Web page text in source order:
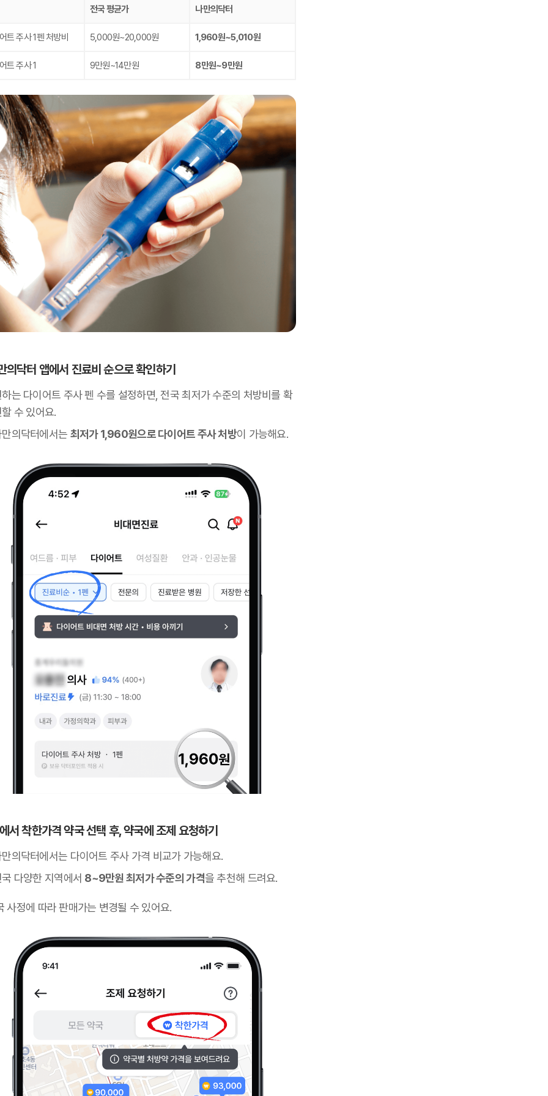
전국 평균가 나만의닥터
트 주사 1펜 처방비 5,000원~20,000원 1,960원~5,010원
트 주사 1 9만원~14만원 8만원~9만원
의닥터 앱에서 진료비 순으로 확인하기
는 다이어트 주사 펜 수를 설정하면, 전국 최저가 수준의 처방비를 확
수 있어요.
의닥터에서는 최저가 1,960원으로 다이어트 주사 처방이 가능해요.
서 착한가격 약국 선택 후, 약국에 조제 요청하기
의닥터에서는 다이어트 주사 가격 비교가 가능해요.
다양한 지역에서 8~9만원 최저가 수준의 가격을 추천해 드려요.
사정에 따라 판매가는 변경될 수 있어요.